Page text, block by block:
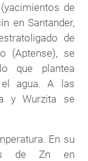
de
en Santander,
de
(Aptense), se
que plantea
agua. A las
y Wurzita se
En su
de Zn en